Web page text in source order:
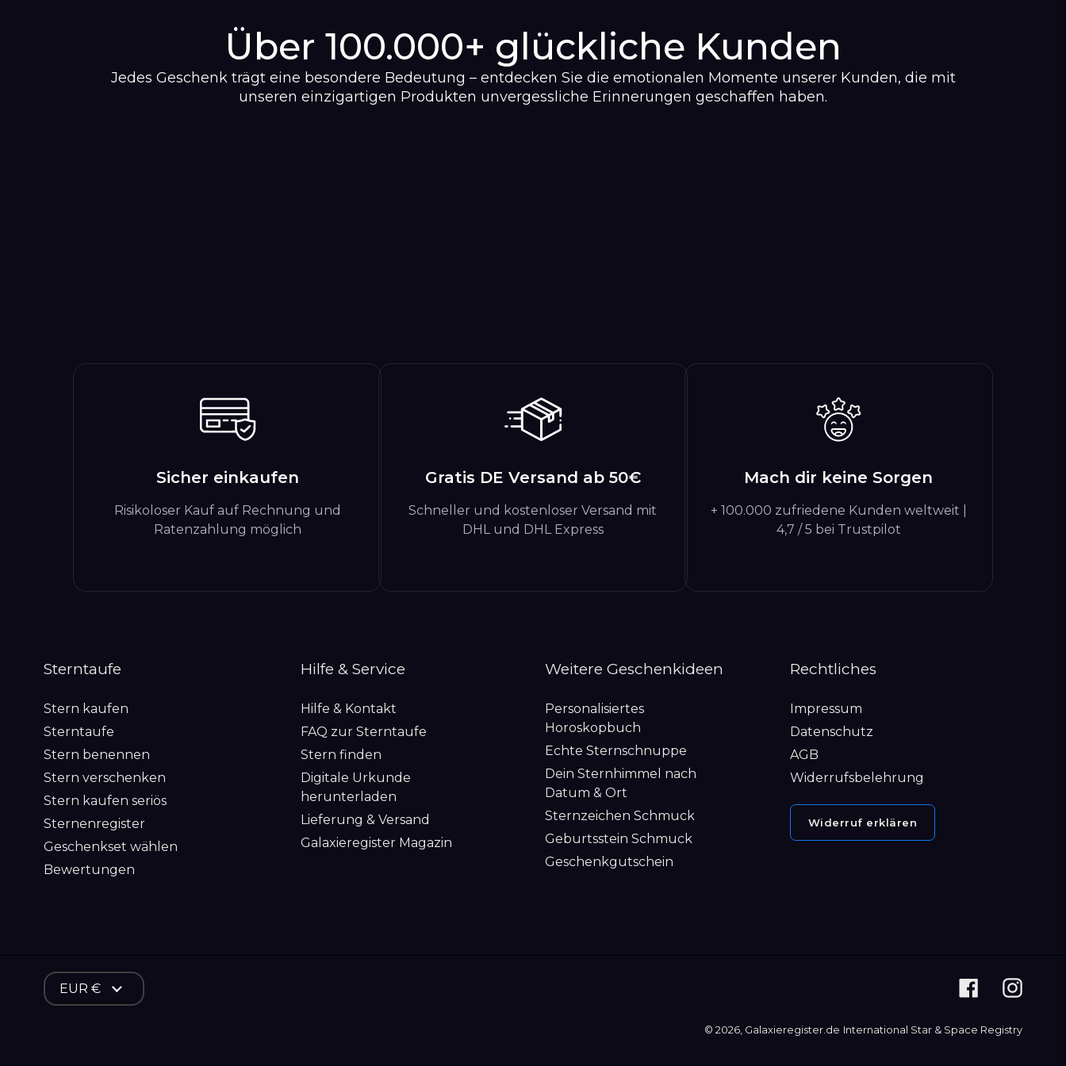
Oktober
November
hinzugefügt
Über 100.000+ glückliche Kunden
Jedes Geschenk trägt eine besondere Bedeutung – entdecken Sie die emotionalen Momente unserer Kunden, die mit
unseren einzigartigen Produkten unvergessliche Erinnerungen geschaffen haben.
Sicher einkaufen
Risikoloser Kauf auf Rechnung und
Ratenzahlung möglich
Gratis DE Versand ab 50€
Schneller und kostenloser Versand mit
DHL und DHL Express
Mach dir keine Sorgen
+ 100.000 zufriedene Kunden weltweit |
4,7 / 5 bei Trustpilot
Sterntaufe
Stern kaufen
Sterntaufe
Stern benennen
Stern verschenken
Stern kaufen seriös
Sternenregister
Geschenkset wählen
Bewertungen
Hilfe & Service
Hilfe & Kontakt
FAQ zur Sterntaufe
Stern finden
Digitale Urkunde
herunterladen
Lieferung & Versand
Galaxieregister Magazin
Weitere Geschenkideen
Personalisiertes
Horoskopbuch
Echte Sternschnuppe
Dein Sternhimmel nach
Datum & Ort
Sternzeichen Schmuck
Geburtsstein Schmuck
Geschenkgutschein
Rechtliches
Impressum
Datenschutz
AGB
Widerrufsbelehrung
Widerruf erklären
W
ä
EUR € Facebook
© 2026, Galaxieregister.de International Star & Space Registry